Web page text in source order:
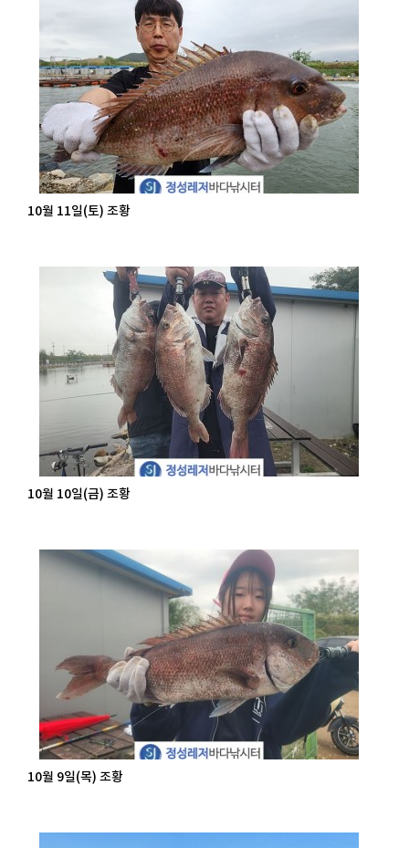
10월 11일(토) 조황
10월 10일(금) 조황
10월 9일(목) 조황